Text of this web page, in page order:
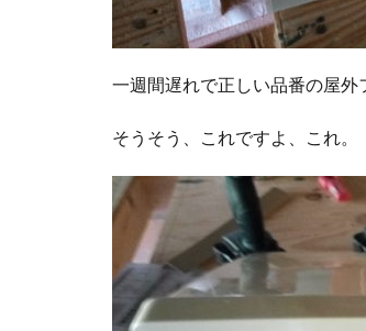
一週間遅れで正しい品番の屋外
そうそう、これですよ、これ。